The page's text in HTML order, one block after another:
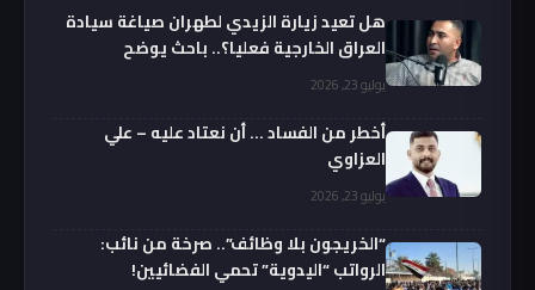
هل تعيد زيارة الزيدي لطهران صياغة سيادة
العراق الخارجية فعليا؟.. باحث يوضح
يوليو 23, 2026
أخطر من الفساد … أن نعتاد عليه – علي
العزاوي
يوليو 23, 2026
“الخريجون بلا وظائف”.. صرخة من نائب:
الرواتب “اليدوية” تحمي الفضائيين!